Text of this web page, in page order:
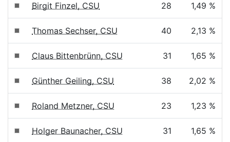
Birgit Finzel, CSU 28 1,49 %
Thomas Sechser, CSU 40 2,13 %
Claus Bittenbrünn, CSU 31 1,65 %
Günther Geiling, CSU 38 2,02 %
Roland Metzner, CSU 23 1,23 %
Holger Baunacher, CSU 31 1,65 %